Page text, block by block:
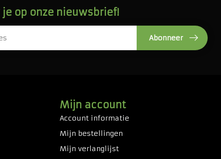
je op onze nieuwsbrief!
Abonneer
Mijn account
Account informatie
Mijn bestellingen
Mijn verlanglijst